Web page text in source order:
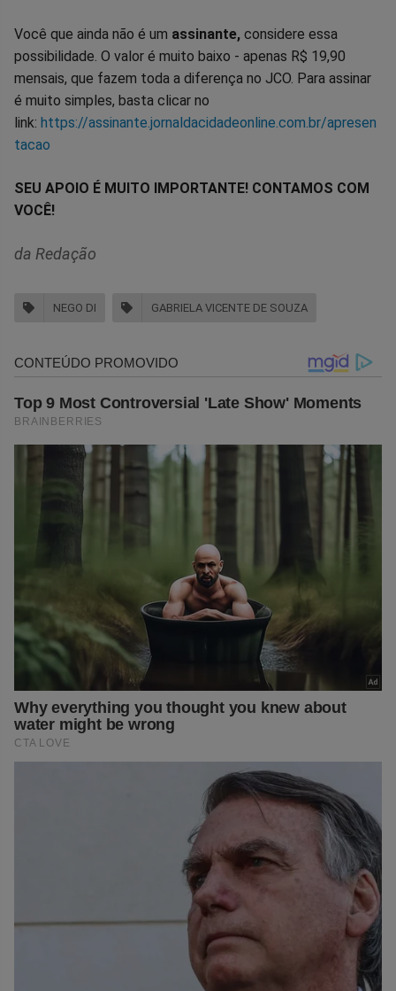
Você que ainda não é um assinante, considere essa
possibilidade. O valor é muito baixo - apenas R$ 19,90
mensais, que fazem toda a diferença no JCO. Para assinar
é muito simples, basta clicar no
link: https://assinante.jornaldacidadeonline.com.br/apresen
tacao
SEU APOIO É MUITO IMPORTANTE! CONTAMOS COM
VOCÊ!
da Redação
NEGO DI GABRIELA VICENTE DE SOUZA